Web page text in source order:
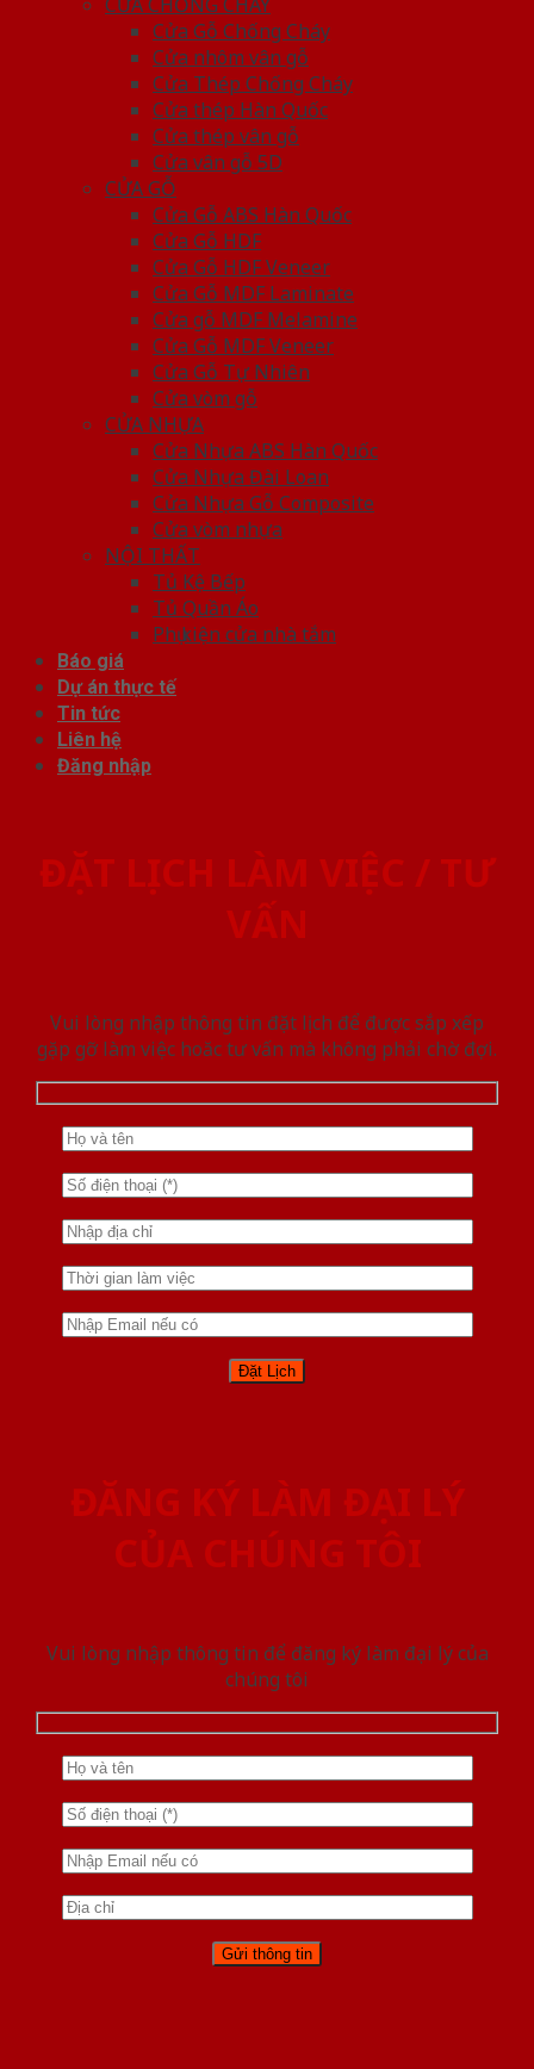
Cửa Gỗ Chống Cháy
Cửa nhôm vân gỗ
Cửa Thép Chống Cháy
Cửa thép Hàn Quốc
Cửa thép vân gỗ
Cửa vân gỗ 5D
CỬA GỖ
Cửa Gỗ ABS Hàn Quốc
Cửa Gỗ HDF
Cửa Gỗ HDF Veneer
Cửa Gỗ MDF Laminate
Cửa gỗ MDF Melamine
Cửa Gỗ MDF Veneer
Cửa Gỗ Tự Nhiên
Cửa vòm gỗ
CỬA NHỰA
Cửa Nhựa ABS Hàn Quốc
Cửa Nhựa Đài Loan
Cửa Nhựa Gỗ Composite
Cửa vòm nhựa
NỘI THẤT
Tủ Kệ Bếp
Tủ Quần Áo
Phụ kiện cửa nhà tắm
Báo giá
Dự án thực tế
Tin tức
Liên hệ
Đăng nhập
ĐẶT LỊCH LÀM VIỆC / TƯ
VẤN
Vui lòng nhập thông tin đặt lịch để được sắp xếp
gặp gỡ làm việc hoăc tư vấn mà không phải chờ đợi.
ĐĂNG KÝ LÀM ĐẠI LÝ
CỦA CHÚNG TÔI
Vui lòng nhập thông tin để đăng ký làm đại lý của
chúng tôi